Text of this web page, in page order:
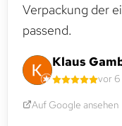
Verpackung der
passend.
Klaus
vor 6
Auf Google ansehen